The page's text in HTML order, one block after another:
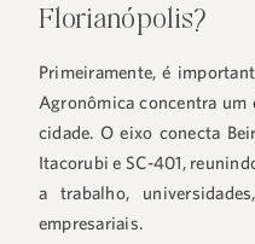
Florianópolis?
Primeiramente, é
Agronômica concentra
cidade. O eixo conecta
Itacorubi e SC-401,
a trabalho,
empresariais.